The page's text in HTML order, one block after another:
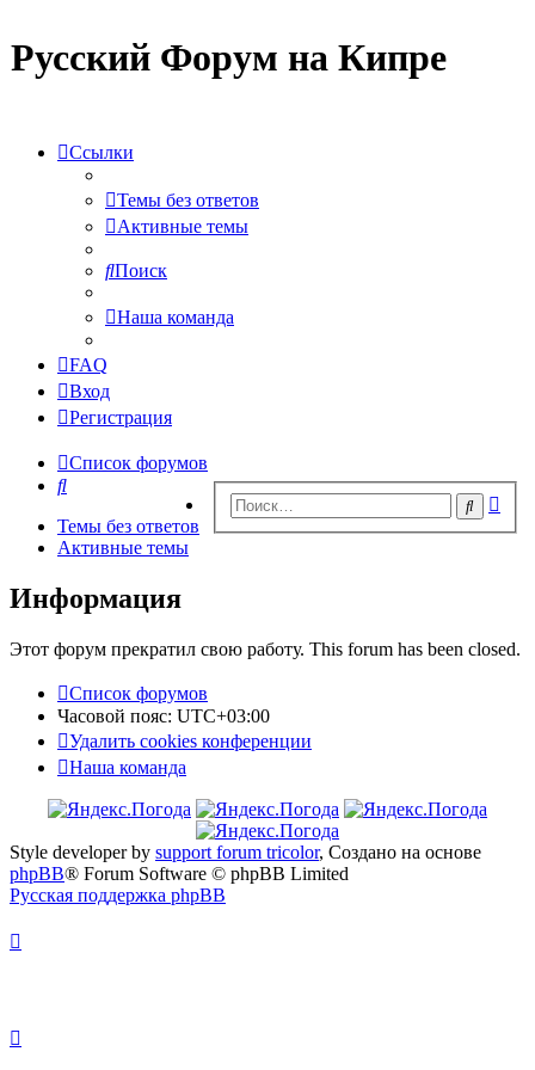
Русский Форум на Кипре
Ссылки
Темы без ответов
Активные темы
Поиск
Наша команда
FAQ
Вход
Регистрация
Список форумов
Поиск
Поиск
Темы без ответов
Активные темы
Информация
Этот форум прекратил свою работу. This forum has been closed.
Список форумов
Часовой пояс: UTC+03:00
Удалить cookies конференции
Наша команда
Style developer by support forum tricolor, Создано на основе
phpBB® Forum Software © phpBB Limited
Русская поддержка phpBB